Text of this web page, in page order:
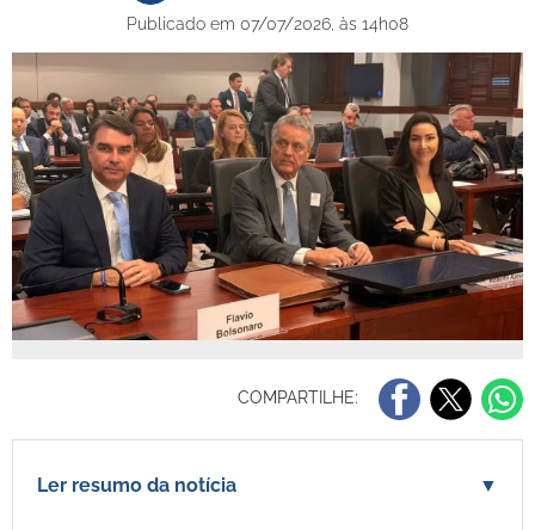
Publicado em 07/07/2026, às 14h08
COMPARTILHE:
Ler resumo da notícia ▼